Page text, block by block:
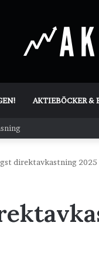
AKTIEBÖCKER &
direktavkastning 2025